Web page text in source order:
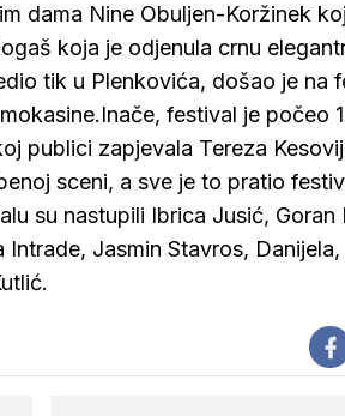
dama Nine Obuljen-Koržinek
koja je odjenula crnu
tik u Plenkovića, došao je na
festival je počeo
publici zapjevala Tereza
sceni, a sve je to pratio
su nastupili Ibrica Jusić, Goran
Jasmin Stavros,